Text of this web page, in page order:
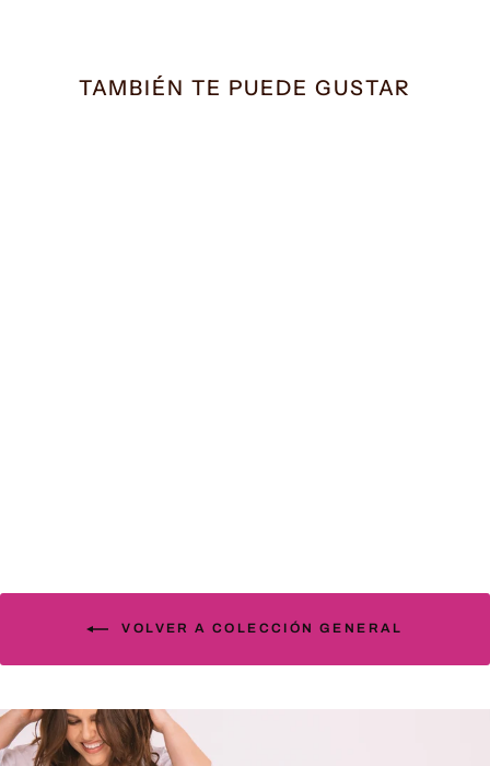
TAMBIÉN TE PUEDE GUSTAR
VOLVER A COLECCIÓN GENERAL